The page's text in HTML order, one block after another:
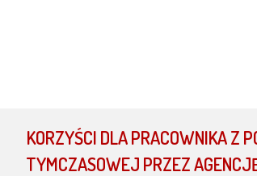
KORZYŚCI DLA PRACOWNIKA Z
TYMCZASOWEJ PRZEZ